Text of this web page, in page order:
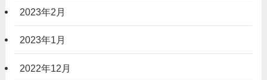
2023年2月
2023年1月
2022年12月